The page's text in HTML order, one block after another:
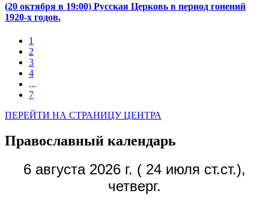
(20 октября в 19:00) Русская Церковь в период гонений
1920-х годов.
1
2
3
4
...
7
ПЕРЕЙТИ НА СТРАНИЦУ ЦЕНТРА
Православный календарь
6 августа 2026 г. ( 24 июля ст.ст.),
четверг.